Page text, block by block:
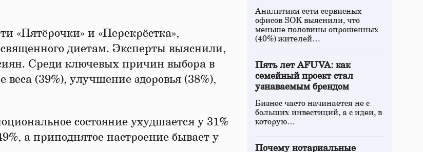
«Пятёрочки» и «Перекрёстка»,
диетам. Эксперты выяснили,
Среди ключевых причин выбора в
(39%), улучшение здоровья (38%),
состояние ухудшается у 31%
а приподнятое настроение бывает у
Аналитики сети сервисных
офисов SOK выяснили, что
меньше половины опрошенных
(40%) жителей…
Пять лет AFUVA: как
семейный проект стал
узнаваемым брендом
Бизнес часто начинается не с
больших инвестиций, а с идеи, в
которую…
Почему нотариальные